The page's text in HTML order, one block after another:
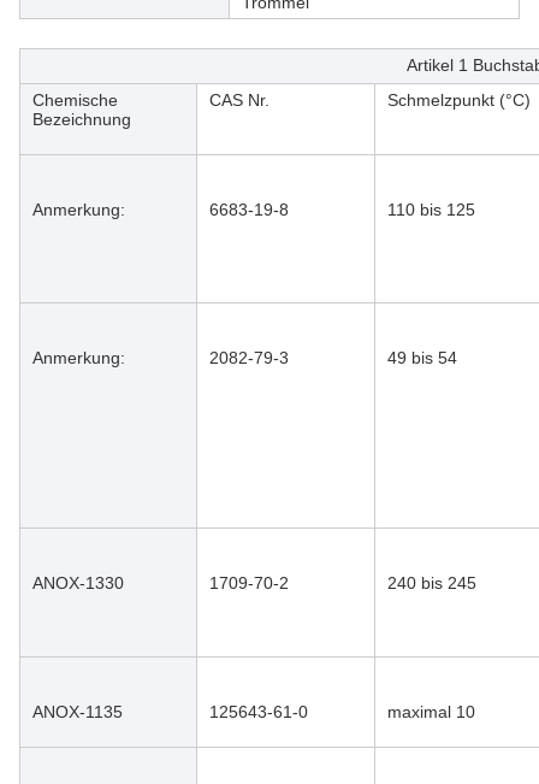
Artikel 1
Chemische
Bezeichnung
CAS Nr. Schmelzpunkt (°C)
Anmerkung: 6683-19-8 110 bis 125
Anmerkung: 2082-79-3 49 bis 54
ANOX-1330 1709-70-2 240 bis 245
ANOX-1135 125643-61-0 maximal 10